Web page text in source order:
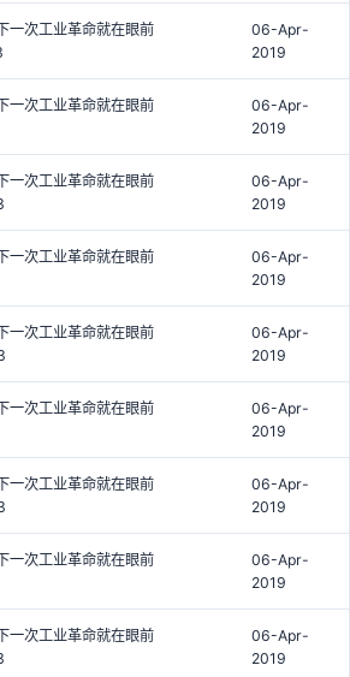
一次工业革命就在眼前
06-Apr-
2019
一次工业革命就在眼前
06-Apr-
2019
一次工业革命就在眼前
06-Apr-
2019
一次工业革命就在眼前
06-Apr-
2019
一次工业革命就在眼前
06-Apr-
2019
一次工业革命就在眼前
06-Apr-
2019
一次工业革命就在眼前
06-Apr-
2019
一次工业革命就在眼前
06-Apr-
2019
一次工业革命就在眼前
06-Apr-
2019